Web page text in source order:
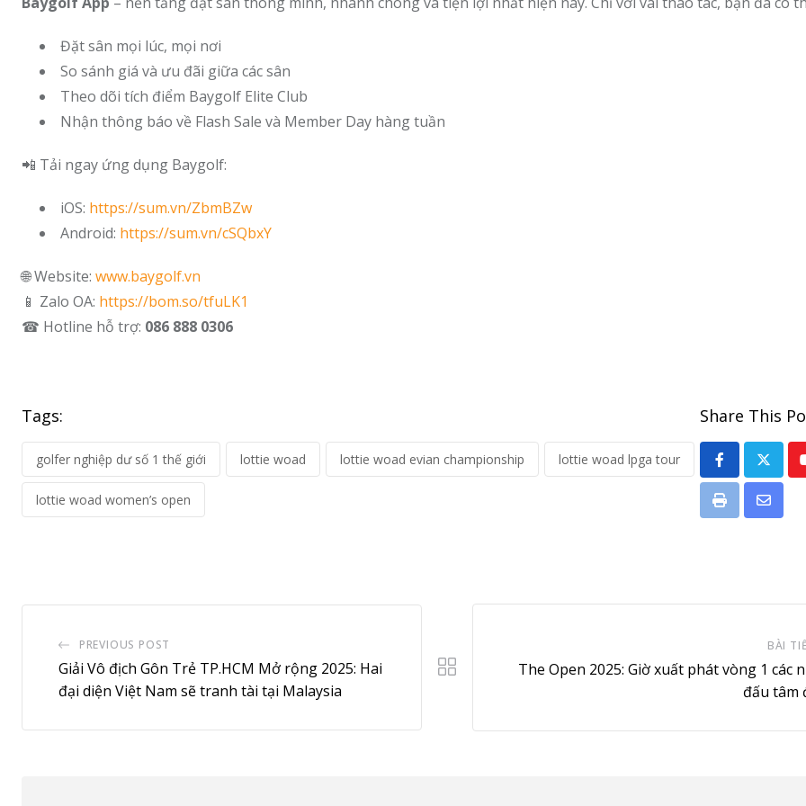
Đặt sân mọi lúc, mọi nơi
So sánh giá và ưu đãi giữa các sân
Theo dõi tích điểm Baygolf Elite Club
Nhận thông báo về Flash Sale và Member Day hàng tuần
📲 Tải ngay ứng dụng Baygolf:
iOS: https://sum.vn/ZbmBZw
Android: https://sum.vn/cSQbxY
🌐 Website: www.baygolf.vn
📱 Zalo OA: https://bom.so/tfuLK1
☎ Hotline hỗ trợ: 086 888 0306
Tags:
golfer nghiệp dư số 1 thế giới lottie woad lottie woad evian championship lottie woad lpga tour
lottie woad women’s open
Share This
Print
Share
PREVIOUS POST
Giải Vô địch Gôn Trẻ TP.HCM Mở rộng 2025: Hai
đại diện Việt Nam sẽ tranh tài tại Malaysia
BÀI
The Open 2025: Giờ xuất phát vòng 1 các
đấu tâm